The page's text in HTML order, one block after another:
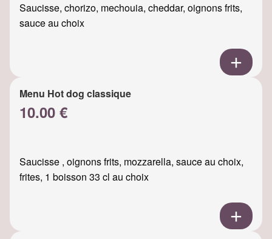
Saucisse, chorizo, mechouia, cheddar, oignons frits,
sauce au choix
Menu Hot dog classique
10.00 €
Saucisse , oignons frits, mozzarella, sauce au choix,
frites, 1 boisson 33 cl au choix